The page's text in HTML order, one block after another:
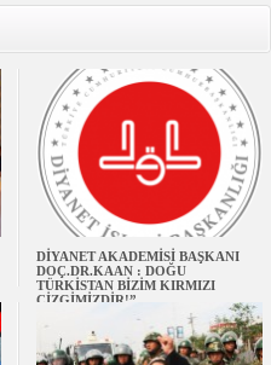
DİYANET AKADEMİSİ BAŞKANI
DOÇ.DR.KAAN : DOĞU
TÜRKİSTAN BİZİM KIRMIZI
ÇİZGİMİZDİR!”